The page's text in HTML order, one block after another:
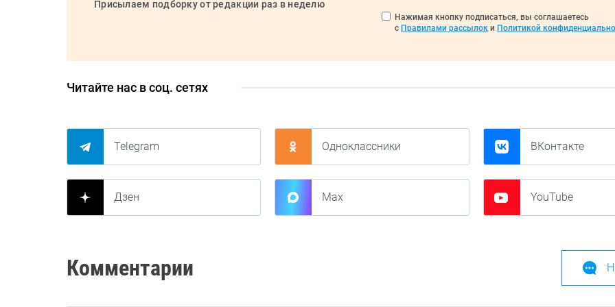
Присылаем подборку от редакции раз в неделю
Нажимая кнопку подписаться, вы соглашаетесь
с Правилами рассылок и Политикой
Читайте нас в соц. сетях
Telegram Одноклассники ВКонтакте
Дзен Max YouTube
Комментарии